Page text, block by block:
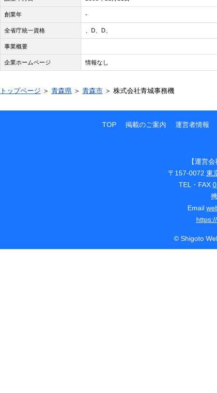
創業年 -
全省庁統一資格 、D、D、
事業概要
企業ホームページ 情報なし
トップページ ＞ 青森県 ＞ 青森市 ＞ 株式会社青城事務機
TOP 掲載のご案内 運営者情報
【運営
〒157-0072 東
TEL・FAX
Email
© Shigoto